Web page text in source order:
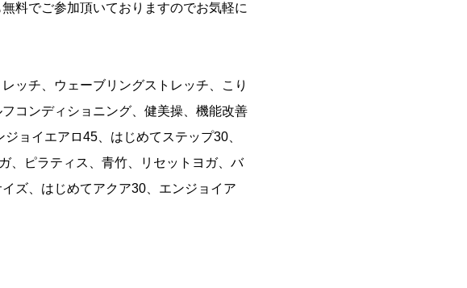
料でご参加頂いておりますのでお気軽に
ッチ、ウェーブリングストレッチ、こり
コンディショニング、健美操、機能改善
ョイエアロ45、はじめてステップ30、
、ピラティス、青竹、リセットヨガ、バ
ズ、はじめてアクア30、エンジョイア